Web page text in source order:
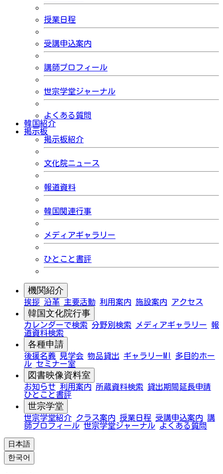
授業日程
受講申込案内
講師プロフィール
世宗学堂ジャーナル
よくある質問
韓国紹介
掲示板
掲示板紹介
文化院ニュース
報道資料
韓国関連行事
メディアギャラリー
ひとこと書評
機関紹介
挨拶 沿革 主要活動 利用案内 施設案内 アクセス
韓国文化院行事
カレンダーで検索 分野別検索 メディアギャラリー 報
道資料検索
各種申請
後援名義 見学会 物品貸出 ギャラリーMI
多目的ホー
ル セミナー室
図書映像資料室
お知らせ 利用案内 所蔵資料検索
貸出期間延長申請
ひとこと書評
世宗学堂
世宗学堂紹介 クラス案内 授業日程 受講申込案内 講
師プロフィール 世宗学堂ジャーナル よくある質問
日本語
한국어